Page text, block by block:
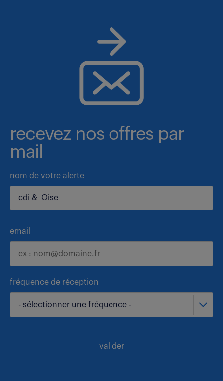
recevez nos offres par
mail
nom de votre alerte
email
fréquence de réception
- sélectionner une fréquence -
valider